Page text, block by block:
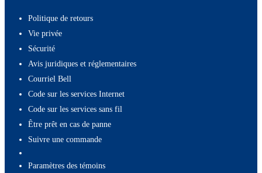
Politique de retours
Vie privée
Sécurité
Avis juridiques et réglementaires
Courriel Bell
Code sur les services Internet
Code sur les services sans fil
Être prêt en cas de panne
Suivre une commande
paramètres des témoins